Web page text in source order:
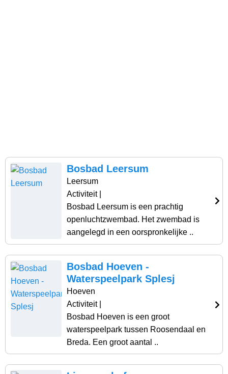
Bosbad Leersum
Leersum
Activiteit|
Bosbad Leersum is een prachtig
openluchtzwembad. Het zwembad is
aangelegd in een oorspronkelijke ..
Bosbad Hoeven -
Waterspeelpark Splesj
Hoeven
Activiteit|
Bosbad Hoeven is een groot
waterspeelpark tussen Roosendaal en
Breda. Een groot aantal ..